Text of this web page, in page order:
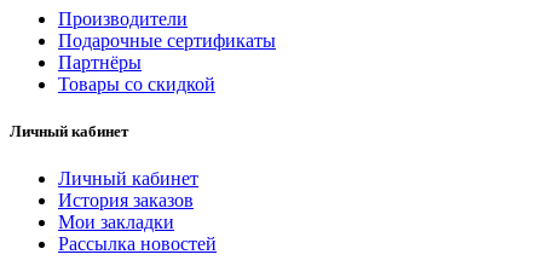
Производители
Подарочные сертификаты
Партнёры
Товары со скидкой
Личный кабинет
Личный кабинет
История заказов
Мои закладки
Рассылка новостей